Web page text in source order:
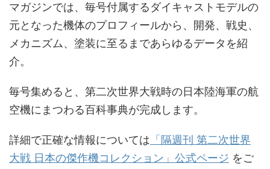
マガジンでは、毎号付属するダイキャストモデルの
元となった機体のプロフィールから、開発、戦史、
メカニズム、塗装に至るまであらゆるデータを紹
介。
毎号集めると、第二次世界大戦時の日本陸海軍の航
空機にまつわる百科事典が完成します。
詳細で正確な情報については 「隔週刊 第二次世界
大戦 日本の傑作機コレクション」公式ページ をご